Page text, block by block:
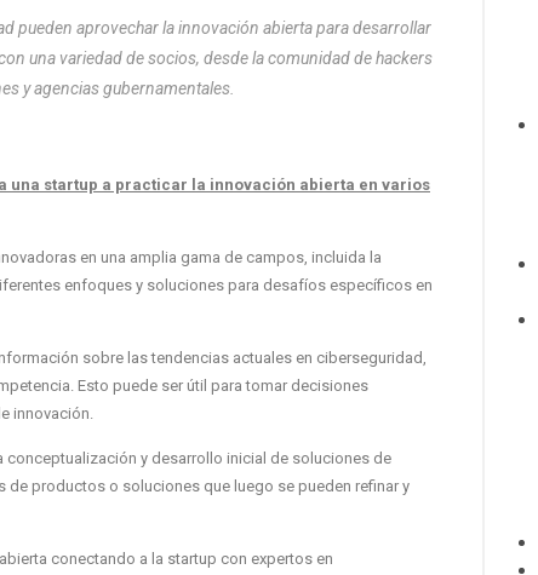
pueden aprovechar la innovación abierta para desarrollar
una variedad de socios, desde la comunidad de hackers
y agencias gubernamentales.
una startup a practicar la innovación abierta en varios
en una amplia gama de campos, incluida la
enfoques y soluciones para desafíos específicos en
sobre las tendencias actuales en ciberseguridad,
Esto puede ser útil para tomar decisiones
innovación.
conceptualización y desarrollo inicial de soluciones de
productos o soluciones que luego se pueden refinar y
conectando a la startup con expertos en